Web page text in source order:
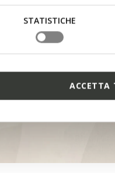
STATISTICHE
ACCETTA